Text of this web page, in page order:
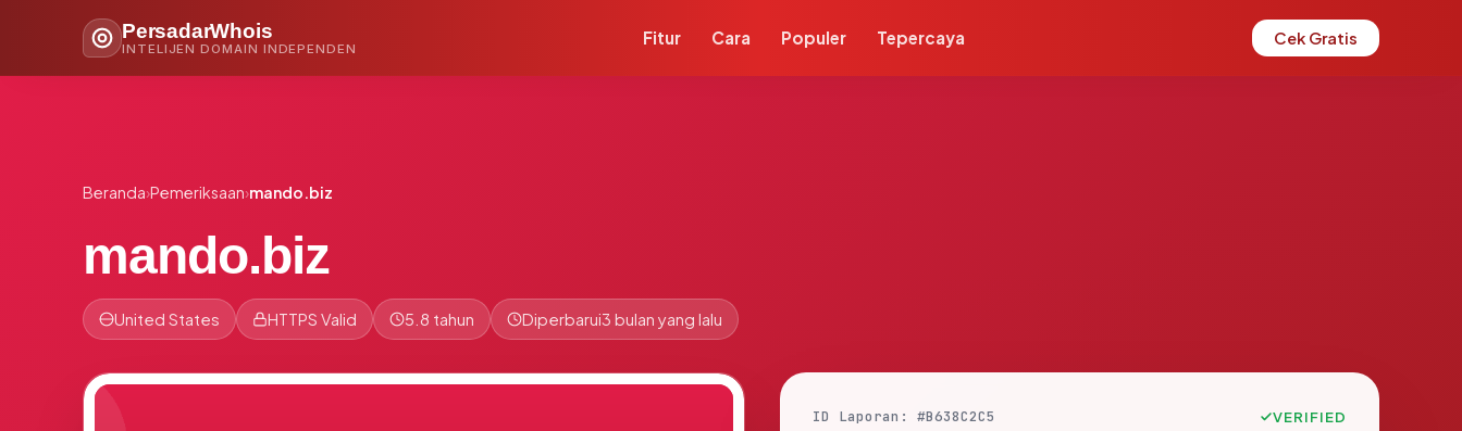
PersadarWhois
INTELIJEN DOMAIN INDEPENDEN
Fitur Cara Populer Tepercaya Cek Gratis
Beranda›Pemeriksaan›mando.biz
mando.biz
United States HTTPS Valid 5.8 tahun Diperbarui3 bulan yang lalu
ID Laporan: #B638C2C5 VERIFIED